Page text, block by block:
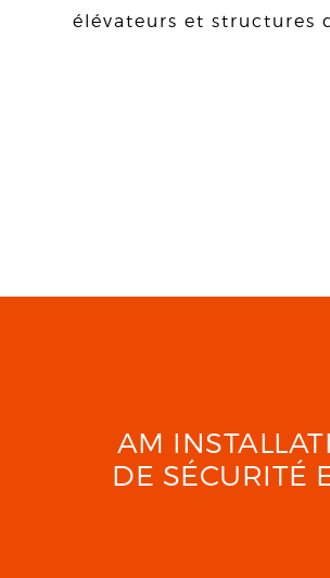
élévateurs et structures
AM
DE SÉCURITÉ